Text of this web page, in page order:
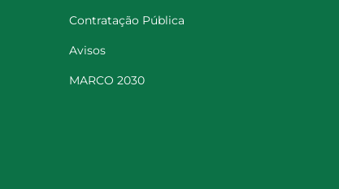
Contratação Pública
Avisos
MARCO 2030